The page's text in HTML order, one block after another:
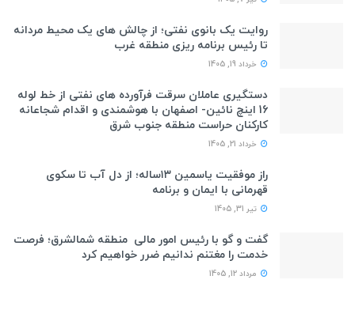
روایت یک بانوی نفتی؛ از چالش های یک محیط مردانه
تا رئیس برنامه ریزی منطقه غرب
خرداد 19, 1405
دستگیری عاملان سرقت فرآورده های نفتی از خط لوله
16 اینچ نائین- اصفهان با هوشمندی و اقدام شجاعانه
کارکنان حراست منطقه جنوب شرق
خرداد 21, 1405
راز موفقیت یاسمین ۱۳ساله؛ از دل آب تا سکوی
قهرمانی با ایمان و برنامه
تیر 31, 1405
گفت و گو با رئیس امور مالی منطقه شمالشرق؛ فرصت
خدمت را مغتنم ندانیم ضرر خواهیم کرد
مرداد 12, 1405